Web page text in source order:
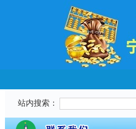
站内搜索：